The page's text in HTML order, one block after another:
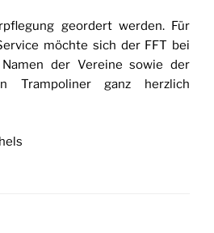
geordert werden. Für
möchte sich der FFT bei
der Vereine sowie der
Trampoliner ganz herzlich